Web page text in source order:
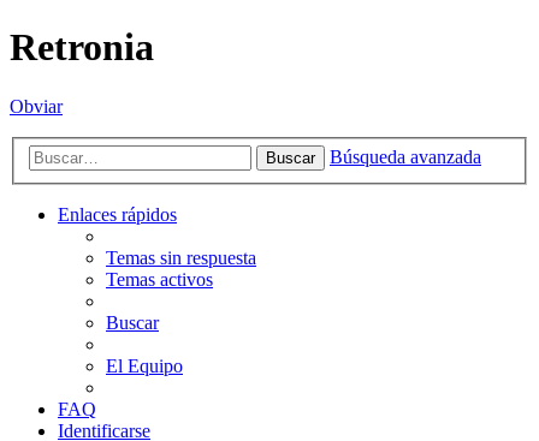
Retronia
Obviar
Buscar Búsqueda avanzada
Enlaces rápidos
Temas sin respuesta
Temas activos
Buscar
El Equipo
FAQ
Identificarse